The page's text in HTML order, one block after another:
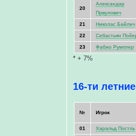
20
Александар
Првулович
21 Николас Байлич
22 Себастьян
23 Фабио Румплер
* + 7%
16-ти
№ Игрок
01 Харальд Постль